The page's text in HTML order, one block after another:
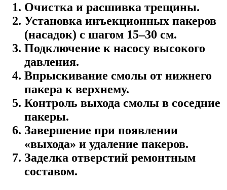
Очистка и расшивка трещины.
Установка инъекционных пакеров
(насадок) с шагом 15–30 см.
Подключение к насосу высокого
давления.
Впрыскивание смолы от нижнего
пакера к верхнему.
Контроль выхода смолы в соседние
пакеры.
Завершение при появлении
«выхода» и удаление пакеров.
Заделка отверстий ремонтным
составом.